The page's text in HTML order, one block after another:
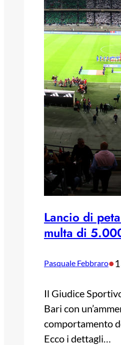
Lancio di
multa di
Pasquale Febbraro•
Il Giudice
Bari con
comportamento
Ecco i dettagli…